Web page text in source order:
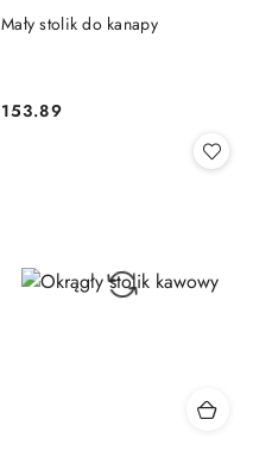
Mały stolik do kanapy
Cena:
153.89